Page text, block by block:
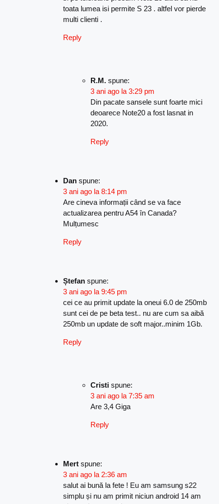
toata lumea isi permite S 23 . altfel vor pierde
multi clienti .
Reply
R.M. spune:
3 ani ago la 3:29 pm
Din pacate sansele sunt foarte mici
deoarece Note20 a fost lasnat in
2020.
Reply
Dan spune:
3 ani ago la 8:14 pm
Are cineva informații când se va face
actualizarea pentru A54 în Canada?
Mulțumesc
Reply
Ștefan spune:
3 ani ago la 9:45 pm
cei ce au primit update la oneui 6.0 de 250mb
sunt cei de pe beta test.. nu are cum sa aibă
250mb un update de soft major..minim 1Gb.
Reply
Cristi spune:
3 ani ago la 7:35 am
Are 3,4 Giga
Reply
Mert spune:
3 ani ago la 2:36 am
salut ai bună la fete ! Eu am samsung s22
simplu și nu am primit niciun android 14 am